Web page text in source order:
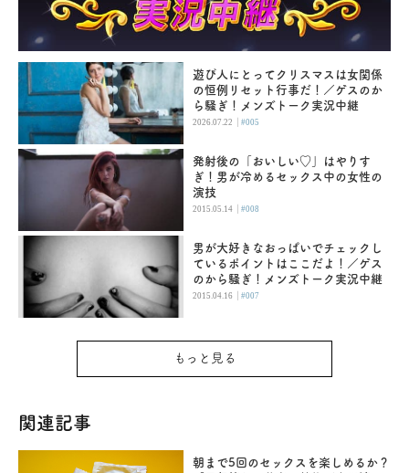
遊び人にとってクリスマスは女関係
の恒例リセット行事だ！／ゲスのか
ら騒ぎ！メンズトーク実況中継
2026.07.22 |#005
発射後の「おいしい♡」はやりす
ぎ！男が冷めるセックス中の女性の
演技
2015.05.14 |#008
男が大好きなおっぱいでチェックし
ているポイントはここだよ！／ゲス
のから騒ぎ！メンズトーク実況中継
2015.04.16 |#007
もっと見る
関連記事
朝まで5回のセックスを楽しめるか？